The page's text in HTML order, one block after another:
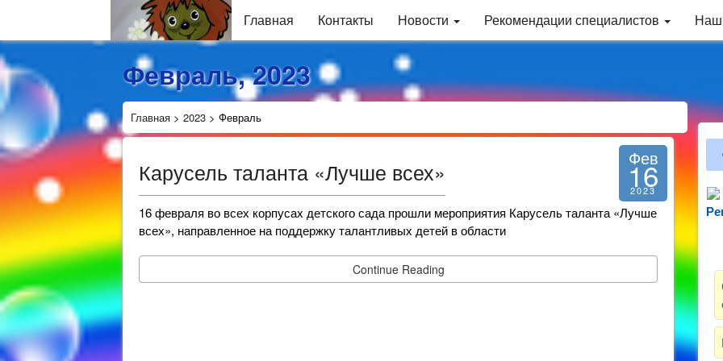
Главная Контакты Новости Рекомендации специалистов
Февраль, 2023
Главная > 2023 > Февраль
Карусель таланта «Лучше всех» Фев
16
2023
16 февраля во всех корпусах детского сада прошли мероприятия Карусель таланта «Лучше
всех», направленное на поддержку талантливых детей в области
Continue Reading